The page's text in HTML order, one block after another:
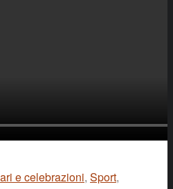
e celebrazioni, Sport,